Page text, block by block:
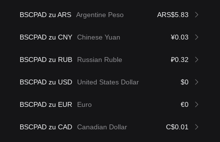
BSCPAD zu ARS Argentine Peso ARS$5.83
BSCPAD zu CNY Chinese Yuan ¥0.03
BSCPAD zu RUB Russian Ruble ₽0.32
BSCPAD zu USD United States Dollar $0
BSCPAD zu EUR Euro €0
BSCPAD zu CAD Canadian Dollar C$0.01